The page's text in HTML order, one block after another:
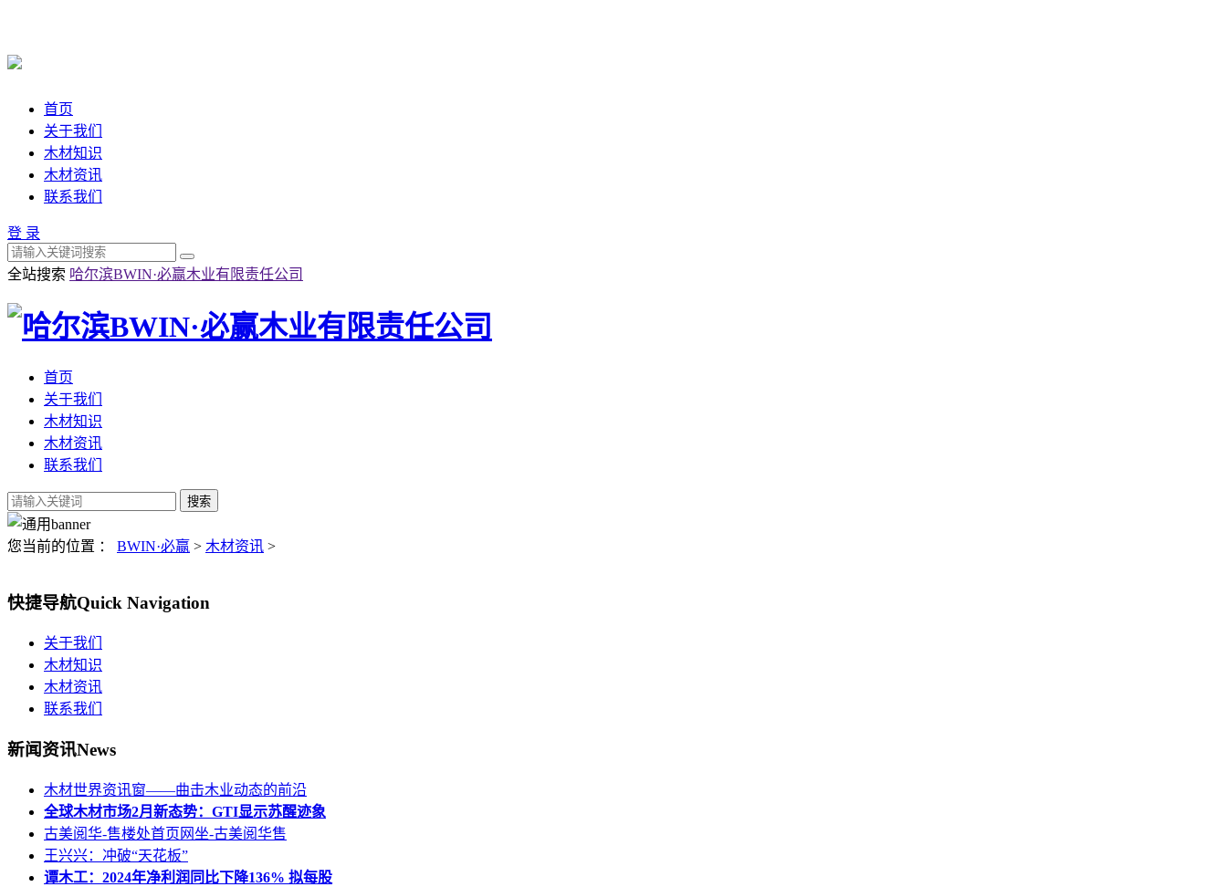
首页
关于我们
木材知识
木材资讯
联系我们
登 录
全站搜索 哈尔滨BWIN·必赢木业有限责任公司
首页
关于我们
木材知识
木材资讯
联系我们
您当前的位置 ： BWIN·必赢 > 木材资讯 >
快捷导航Quick Navigation
关于我们
木材知识
木材资讯
联系我们
新闻资讯News
木材世界资讯窗——曲击木业动态的前沿
全球木材市场2月新态势：GTI显示苏醒迹象
古美阅华-售楼处首页网坐-​古美阅华售
王兴兴：冲破“天花板”
谭木工：2024年净利润同比下降136% 拟每股